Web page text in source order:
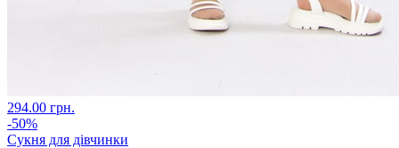
294.00 грн.
-50%
Сукня для дівчинки